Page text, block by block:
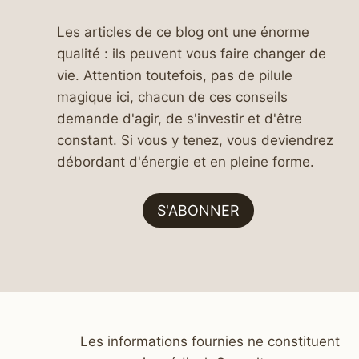
Les articles de ce blog ont une énorme
qualité : ils peuvent vous faire changer de
vie. Attention toutefois, pas de pilule
magique ici, chacun de ces conseils
demande d'agir, de s'investir et d'être
constant. Si vous y tenez, vous deviendrez
débordant d'énergie et en pleine forme.
S'ABONNER
Les informations fournies ne constituent